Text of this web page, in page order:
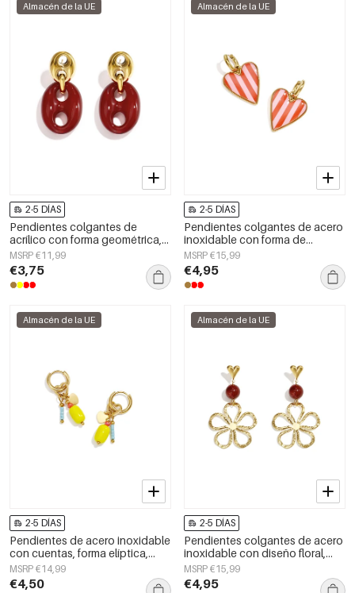
Almacén de la UE
2-5 DÍAS
Pendientes colgantes de
acrílico con forma geométrica,
estilo casual y sencillo para uso
diario. Joyería para mujer.
MSRP €11,99
€3,75
Almacén de la UE
2-5 DÍAS
Pendientes colgantes de acero
inoxidable con forma de
corazón, sencillos, de la serie
Daily Simple, joyería para mujer.
MSRP €15,99
€4,95
Almacén de la UE
2-5 DÍAS
Pendientes de acero inoxidable
con cuentas, forma elíptica,
lindos, de la serie Daily Simple,
joyería para mujer
MSRP €14,99
€4,50
Almacén de la UE
2-5 DÍAS
Pendientes colgantes de acero
inoxidable con diseño floral,
serie Daily Simple, joyería para
mujer
MSRP €15,99
€4,95